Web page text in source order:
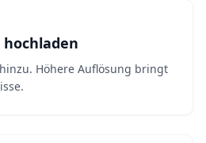
hochladen
Höhere Auflösung bringt